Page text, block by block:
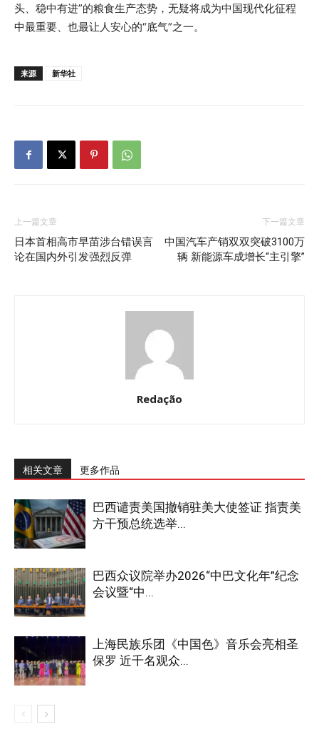
头、稳中有进”的粮食生产态势，无疑将成为中国现代化征程
中最重要、也最让人安心的“底气”之一。
来源 新华社
上一篇文章
日本首相高市早苗涉台错误言
论在国内外引发强烈反弹
下一篇文章
中国汽车产销双双突破3100万
辆 新能源车成增长“主引擎”
Redação
相关文章 更多作品
巴西谴责美国撤销驻美大使签证 指责美
方干预总统选举...
巴西众议院举办2026“中巴文化年”纪念
会议暨“中...
上海民族乐团《中国色》音乐会亮相圣
保罗 近千名观众...